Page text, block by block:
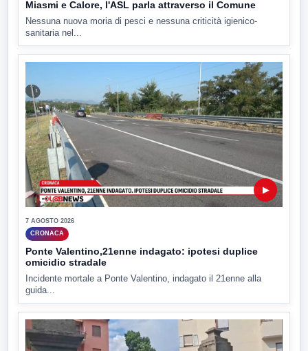
Miasmi e Calore, l'ASL parla attraverso il Comune
Nessuna nuova moria di pesci e nessuna criticità igienico-
sanitaria nel...
▶
7 AGOSTO 2026
CRONACA
Ponte Valentino,21enne indagato: ipotesi duplice
omicidio stradale
Incidente mortale a Ponte Valentino, indagato il 21enne alla
guida...